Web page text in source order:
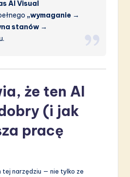
AI Visual
„wymaganie →
stanów →
że ten AI
(i jak
pracę
narzędziu — nie tylko ze